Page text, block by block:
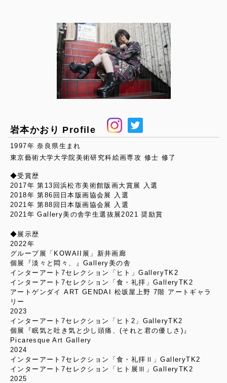
岩本かおり Profile
1997年 奈良県生まれ
東京藝術大学大学院美術研究科絵画専攻 修士 修了
◆受賞歴
2017年 第13回浜松市美術館版画大賞展 入選
2018年 第86回日本版画協会展 入選
2021年 第88回日本版画協会展 入選
2021年 Gallery美の舎学生選抜展2021 奨励賞
◆展示歴
2022年
グループ展「KOWAII展」新井画廊
個展『淡々と悶々、』Gallery美の舎
インターアート7セレクション「ヒト」GalleryTK2
インターアート7セレクション「食・礼拝」GalleryTK2
アートゲンダイ ART GENDAI 松坂屋上野 7階 アートギャラ
リー
2023
インターアート7セレクション「ヒト2」GalleryTK2
個展『眠気と吐き気と少し頭痛、(それと君の優しさ)』
Picaresque Art Gallery
2024
インターアート7セレクション「食・礼拝Ⅱ」GalleryTK2
インターアート7セレクション「ヒト展Ⅲ」GalleryTK2
2025